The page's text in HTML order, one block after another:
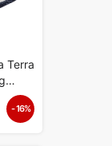
Terra
- 16%